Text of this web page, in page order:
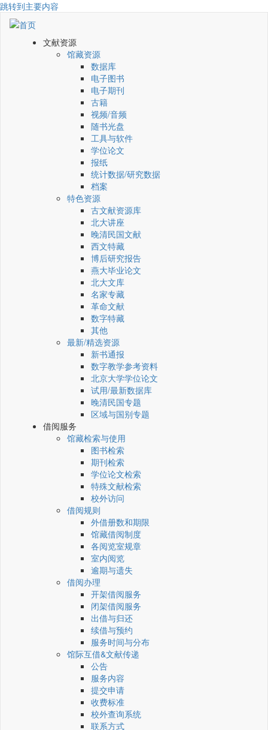
跳转到主要内容
文献资源
馆藏资源
数据库
电子图书
电子期刊
古籍
视频/音频
随书光盘
工具与软件
学位论文
报纸
统计数据/研究数据
档案
特色资源
古文献资源库
北大讲座
晚清民国文献
西文特藏
博后研究报告
燕大毕业论文
北大文库
名家专藏
革命文献
数字特藏
其他
最新/精选资源
新书通报
数字教学参考资料
北京大学学位论文
试用/最新数据库
晚清民国专题
区域与国别专题
借阅服务
馆藏检索与使用
图书检索
期刊检索
学位论文检索
特殊文献检索
校外访问
借阅规则
外借册数和期限
馆藏借阅制度
各阅览室规章
室内阅览
逾期与遗失
借阅办理
开架借阅服务
闭架借阅服务
出借与归还
续借与预约
服务时间与分布
馆际互借&文献传递
公告
服务内容
提交申请
收费标准
校外查询系统
联系方式